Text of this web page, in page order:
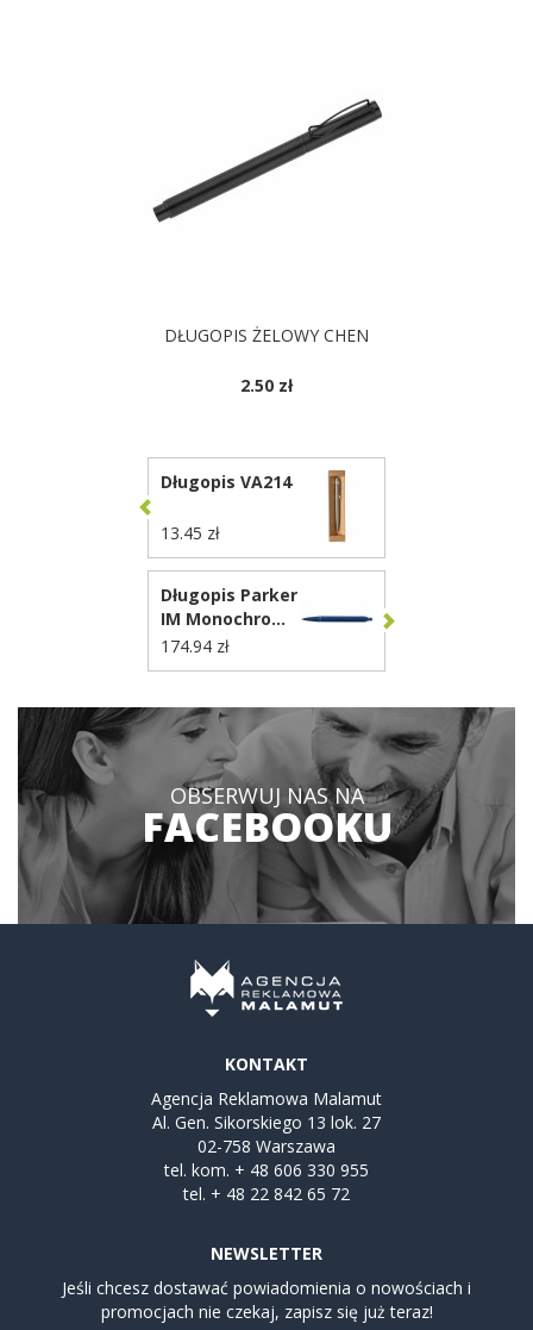
DŁUGOPIS ŻELOWY CHEN
2.50 zł
Długopis VA214
13.45 zł
Długopis Parker
IM Monochrome
PVD VA845
174.94 zł
OBSERWUJ NAS NA
FACEBOOKU
KONTAKT
Agencja Reklamowa Malamut
Al. Gen. Sikorskiego 13 lok. 27
02-758 Warszawa
tel. kom. + 48 606 330 955
tel. + 48 22 842 65 72
NEWSLETTER
Jeśli chcesz dostawać powiadomienia o nowościach i
promocjach nie czekaj, zapisz się już teraz!